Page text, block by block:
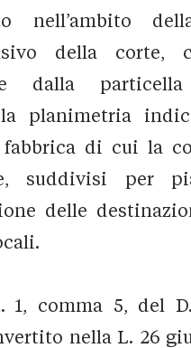
nell’ambito
della corte,
dalla particella
la planimetria
di cui la
suddivisi per
delle
1, comma 5, del
nella L. 26